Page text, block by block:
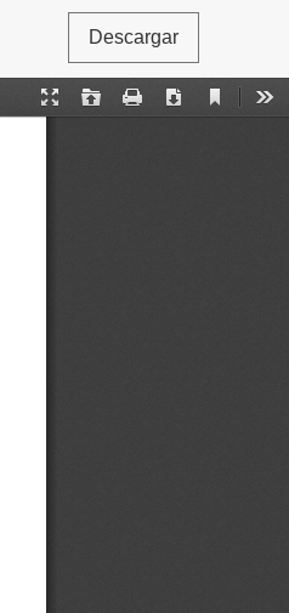
Descargar